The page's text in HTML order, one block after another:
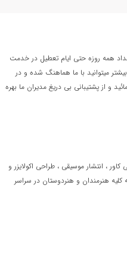
ما از 10.30 صبح آغاز شده و تا 2 بامداد همه روزه حتی ایام تعطیل در خدمت
میتوانید با ما هماهنگ شده و در
و از پشتیبانی بی دریغ مدیران ما بهره
، انتشار موسیقی ، طراحی اکولایزر و
هنرمندان و هنردوستان در سراسر